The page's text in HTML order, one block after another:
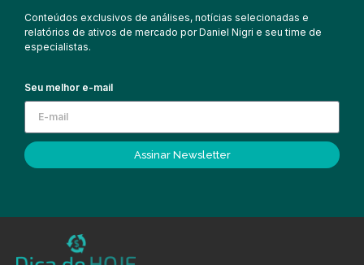
Conteúdos exclusivos de análises, notícias selecionadas e
relatórios de ativos de mercado por Daniel Nigri e seu time de
especialistas.
Seu melhor e-mail
Assinar Newsletter